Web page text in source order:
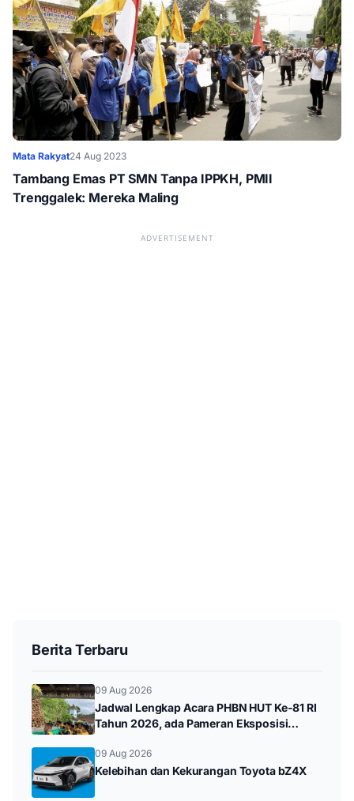
Mata Rakyat24 Aug 2023
Tambang Emas PT SMN Tanpa IPPKH, PMII
Trenggalek: Mereka Maling
ADVERTISEMENT
Berita Terbaru
09 Aug 2026
Jadwal Lengkap Acara PHBN HUT Ke-81 RI
Tahun 2026, ada Pameran Eksposisi
09 Aug 2026
Kelebihan dan Kekurangan Toyota bZ4X